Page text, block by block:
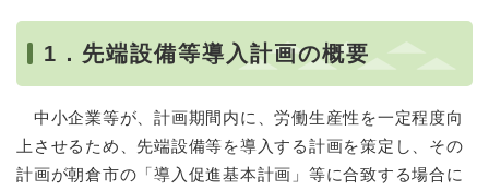
1．先端設備等導入計画の概要
中小企業等が、計画期間内に、労働生産性を一定程度向
上させるため、先端設備等を導入する計画を策定し、その
計画が朝倉市の「導入促進基本計画」等に合致する場合に